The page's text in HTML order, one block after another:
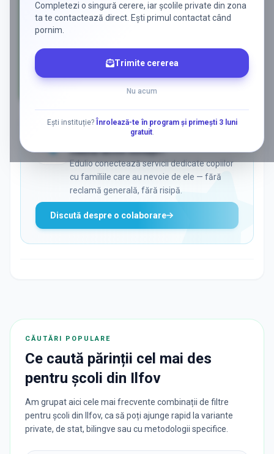
Completezi o singură cerere, iar școlile private din zona
ta te contactează direct. Ești primul contactat când
pornim.
Trimite cererea
Nu acum
Ești instituție?
Înrolează-te în program și primești 3 luni
gratuit.
Vrei să ajungi la părinții care
caută activ soluții?
Edulio conectează servicii dedicate copiilor
cu familiile care au nevoie de ele — fără
reclamă generală, fără risipă.
Discută despre o colaborare
CĂUTĂRI POPULARE
Ce caută părinții cel mai des
pentru școli din Ilfov
Am grupat aici cele mai frecvente combinații de filtre
pentru școli din Ilfov, ca să poți ajunge rapid la variante
private, de stat, bilingve sau cu metodologii specifice.